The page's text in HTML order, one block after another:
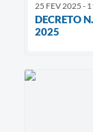
25 FEV 2025 -
DECRETO
2025